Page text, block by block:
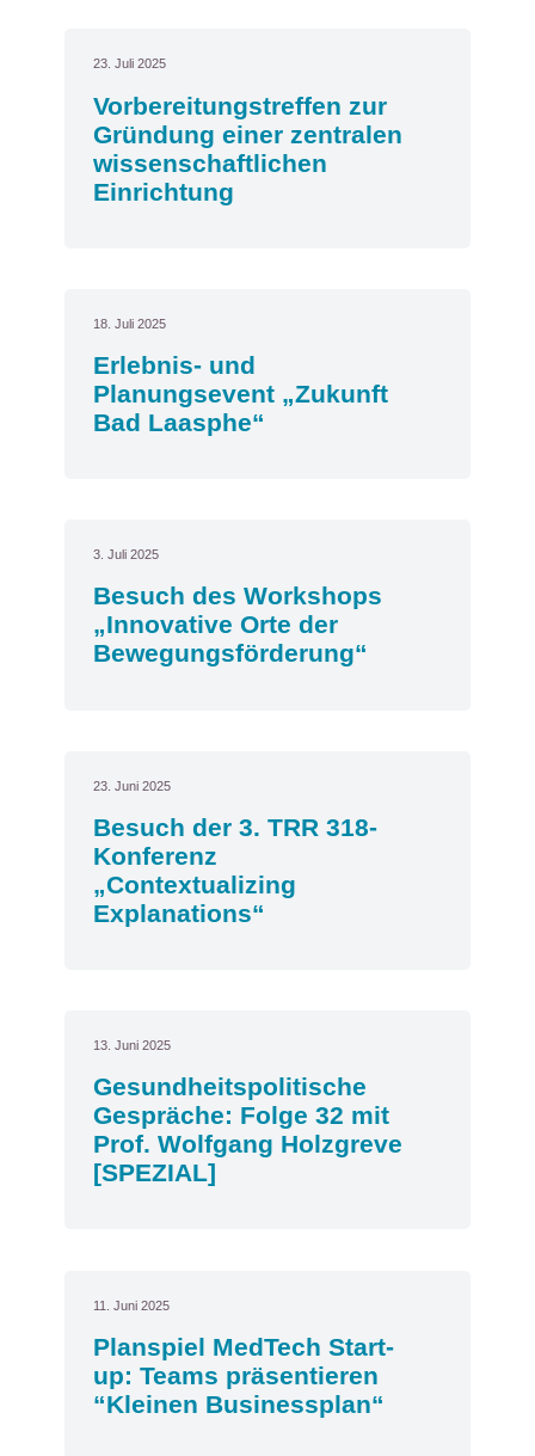
23. Juli 2025
Vorbereitungstreffen zur
Gründung einer zentralen
wissenschaftlichen
Einrichtung
18. Juli 2025
Erlebnis- und
Planungsevent „Zukunft
Bad Laasphe“
3. Juli 2025
Besuch des Workshops
„Innovative Orte der
Bewegungsförderung“
23. Juni 2025
Besuch der 3. TRR 318-
Konferenz
„Contextualizing
Explanations“
13. Juni 2025
Gesundheitspolitische
Gespräche: Folge 32 mit
Prof. Wolfgang Holzgreve
[SPEZIAL]
11. Juni 2025
Planspiel MedTech Start-
up: Teams präsentieren
“Kleinen Businessplan“